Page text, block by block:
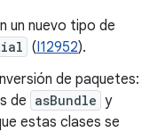
un nuevo tipo de
(I12952).
de paquetes:
de asBundle y
estas clases se